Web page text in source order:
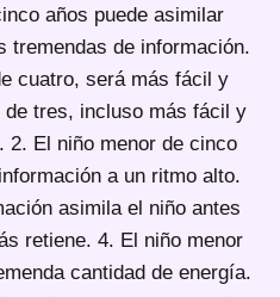
años puede asimilar
tremendas de información.
cuatro, será más fácil y
tres, incluso más fácil y
El niño menor de cinco
a un ritmo alto.
asimila el niño antes
retiene. 4. El niño menor
cantidad de energía.